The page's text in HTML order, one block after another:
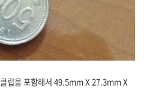
립을 포함해서 49.5mm X 27.3mm X